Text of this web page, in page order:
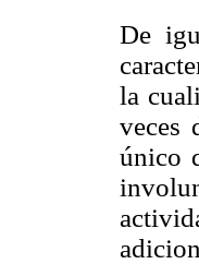
De
la
veces
único